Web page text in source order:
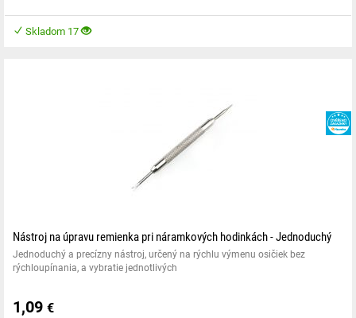
Skladom 17
Nástroj na úpravu remienka pri náramkových hodinkách - Jednoduchý
Jednoduchý a precízny nástroj, určený na rýchlu výmenu osičiek bez
rýchloupínania, a vybratie jednotlivých
1,09 €